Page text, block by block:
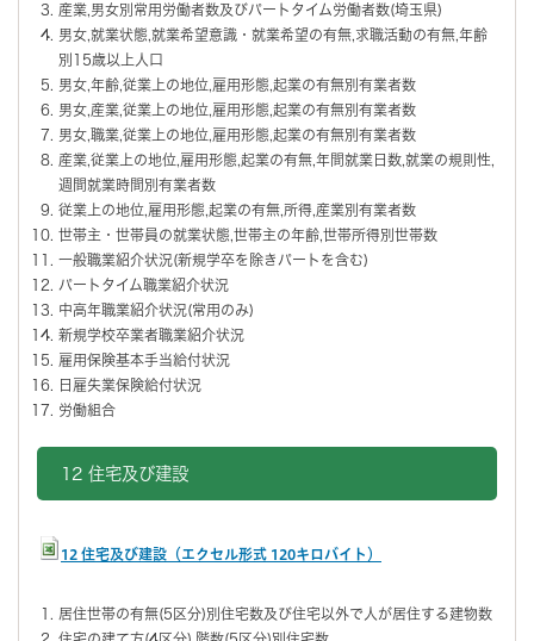
産業,男女別常用労働者数及びパートタイム労働者数(埼玉県)
男女,就業状態,就業希望意識・就業希望の有無,求職活動の有無,年齢
別15歳以上人口
男女,年齢,従業上の地位,雇用形態,起業の有無別有業者数
男女,産業,従業上の地位,雇用形態,起業の有無別有業者数
男女,職業,従業上の地位,雇用形態,起業の有無別有業者数
産業,従業上の地位,雇用形態,起業の有無,年間就業日数,就業の規則性,
週間就業時間別有業者数
従業上の地位,雇用形態,起業の有無,所得,産業別有業者数
世帯主・世帯員の就業状態,世帯主の年齢,世帯所得別世帯数
一般職業紹介状況(新規学卒を除きパートを含む)
パートタイム職業紹介状況
中高年職業紹介状況(常用のみ)
新規学校卒業者職業紹介状況
雇用保険基本手当給付状況
日雇失業保険給付状況
労働組合
12 住宅及び建設
12 住宅及び建設（エクセル形式 120キロバイト）
居住世帯の有無(5区分)別住宅数及び住宅以外で人が居住する建物数